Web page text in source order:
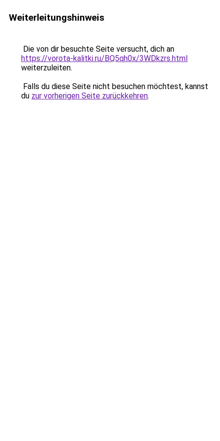
Weiterleitungshinweis
Die von dir besuchte Seite versucht, dich an
https://vorota-kalitki.ru/BQ5qh0x/3WDkzrs.html
weiterzuleiten.
Falls du diese Seite nicht besuchen möchtest, kannst
du zur vorherigen Seite zurückkehren.